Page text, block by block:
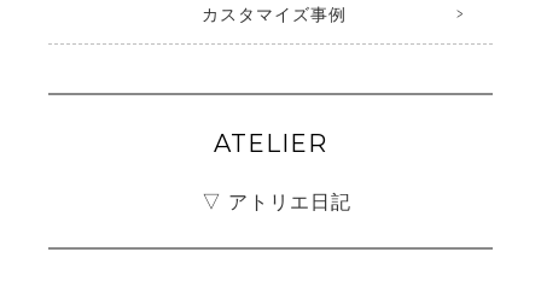
カスタマイズ事例
ATELIER
▽ アトリエ日記